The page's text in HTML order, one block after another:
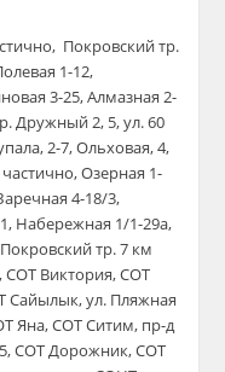
Покровский тр.
1-12,
3-25, Алмазная 2-
Дружный 2, 5, ул. 60
2-7, Ольховая, 4,
Озерная 1-
4-18/3,
Набережная 1/1-29а,
тр. 7 км
СОТ Виктория, СОТ
Сайылык, ул. Пляжная
Яна, СОТ Ситим, пр-д
СОТ Дорожник, СОТ